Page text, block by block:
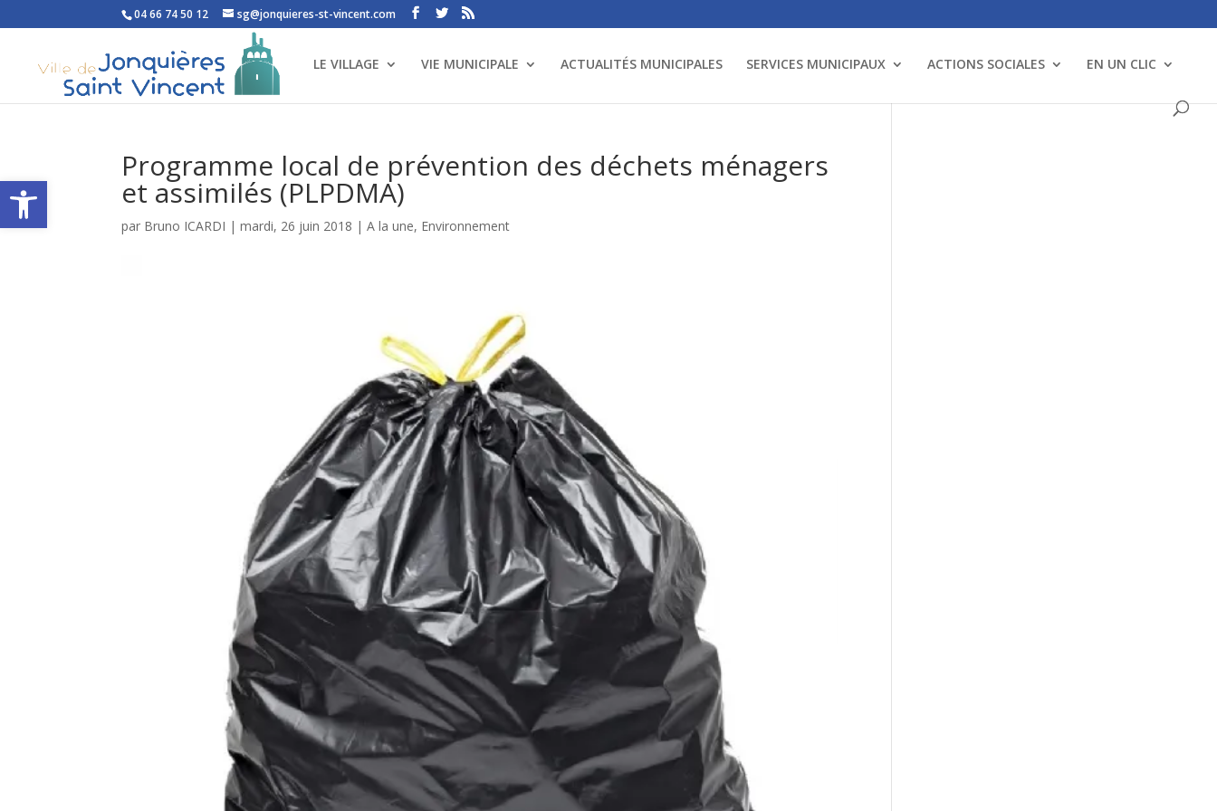
Ouvrir la barre d’outils
04 66 74 50 12 sg@jonquieres-st-vincent.com
LE VILLAGE VIE MUNICIPALE ACTUALITÉS MUNICIPALES SERVICES MUNICIPAUX ACTIONS SOCIALES EN UN CLIC
Programme local de prévention des déchets ménagers
et assimilés (PLPDMA)
par Bruno ICARDI |mardi, 26 juin 2018 |A la une, Environnement